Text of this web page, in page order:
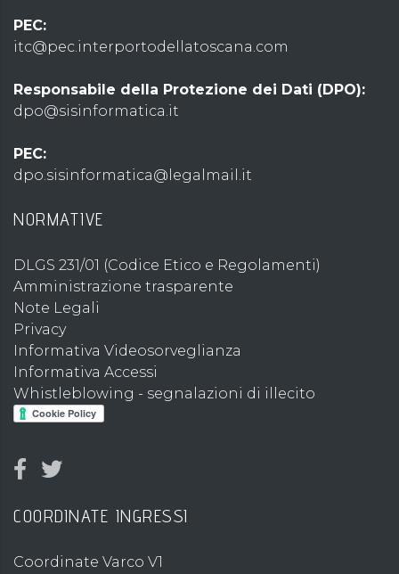
PEC:
itc@pec.interportodellatoscana.com
Responsabile della Protezione dei Dati (DPO):
dpo@sisinformatica.it
PEC:
dpo.sisinformatica@legalmail.it
NORMATIVE
DLGS 231/01 (Codice Etico e Regolamenti)
Amministrazione trasparente
Note Legali
Privacy
Informativa Videosorveglianza
Informativa Accessi
Whistleblowing - segnalazioni di illecito
COORDINATE INGRESSI
Coordinate Varco V1